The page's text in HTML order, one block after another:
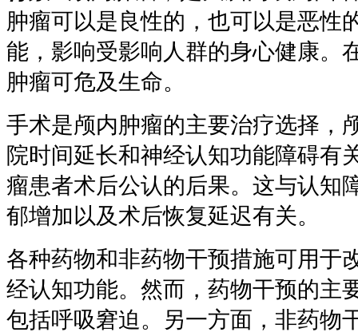
肿瘤可以是良性的，也可以是恶性
能，影响受影响人群的身心健康。
肿瘤可危及生命。
手术是颅内肿瘤的主要治疗选择，
院时间延长和神经认知功能障碍有
瘤患者术后公认的后果。这与认知
郁增加以及术后恢复延迟有关。
各种药物和非药物干预措施可用于
经认知功能。然而，药物干预的主
包括呼吸窘迫。另一方面，非药物